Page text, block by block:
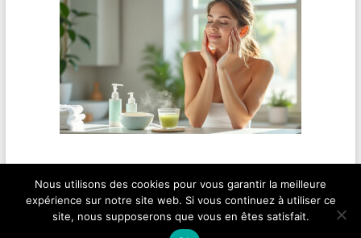
Routine bien-être express pour les matins pressés
Copyright © 2026 ancientsites.eu
Nous utilisons des cookies pour vous garantir la meilleure
expérience sur notre site web. Si vous continuez à utiliser ce
site, nous supposerons que vous en êtes satisfait.